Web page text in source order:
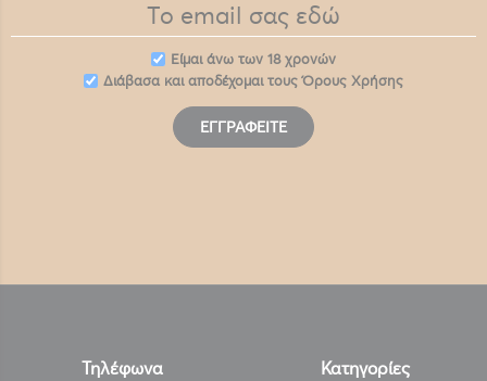
Eίμαι άνω των 18 χρονών
Διάβασα και αποδέχομαι τουςΌρους Χρήσης
ΕΓΓΡΑΦΕΊΤΕ
Τηλέφωνα Κατηγορίες